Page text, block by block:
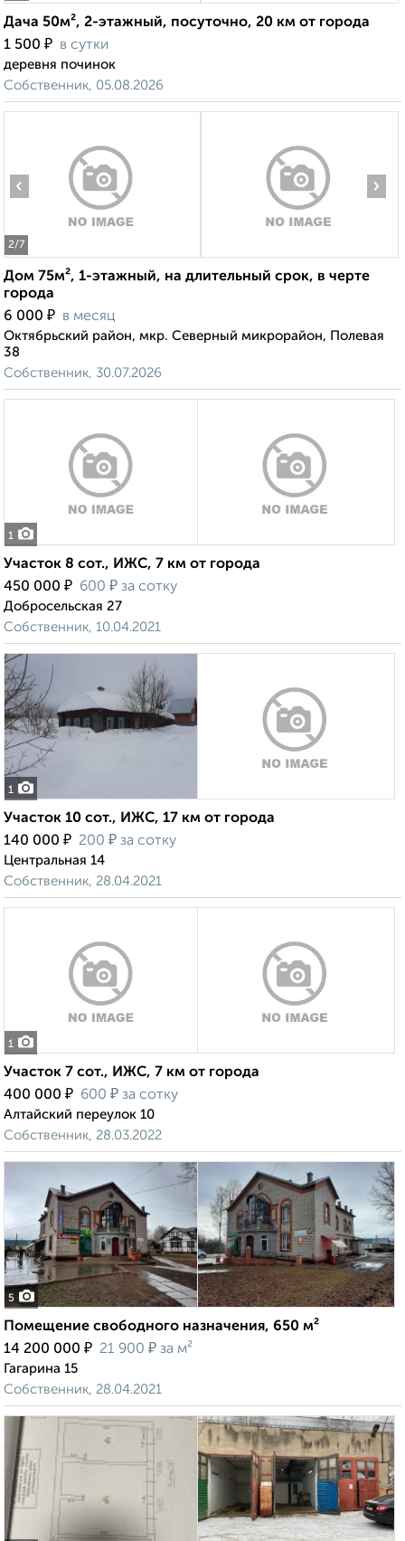
Дача 50м², 2-этажный, посуточно, 20 км от города
1 500 ₽ в сутки
деревня починок
Собственник, 05.08.2026
2/7
‹ ›
Дом 75м², 1-этажный, на длительный срок, в черте
города
6 000 ₽ в месяц
Октябрьский район, мкр. Северный микрорайон, Полевая
38
Собственник, 30.07.2026
1
Участок 8 сот., ИЖС, 7 км от города
450 000 ₽ 600 ₽ за сотку
Добросельская 27
Собственник, 10.04.2021
1
Участок 10 сот., ИЖС, 17 км от города
140 000 ₽ 200 ₽ за сотку
Центральная 14
Собственник, 28.04.2021
1
Участок 7 сот., ИЖС, 7 км от города
400 000 ₽ 600 ₽ за сотку
Алтайский переулок 10
Собственник, 28.03.2022
5
Помещение свободного назначения, 650 м²
14 200 000 ₽ 21 900 ₽ за м²
Гагарина 15
Собственник, 28.04.2021